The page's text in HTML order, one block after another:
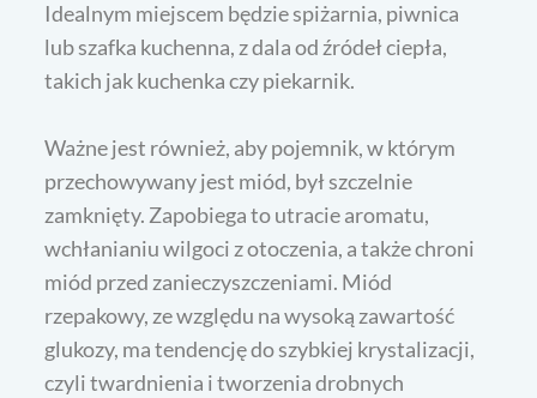
Idealnym miejscem będzie spiżarnia, piwnica
lub szafka kuchenna, z dala od źródeł ciepła,
takich jak kuchenka czy piekarnik.
Ważne jest również, aby pojemnik, w którym
przechowywany jest miód, był szczelnie
zamknięty. Zapobiega to utracie aromatu,
wchłanianiu wilgoci z otoczenia, a także chroni
miód przed zanieczyszczeniami. Miód
rzepakowy, ze względu na wysoką zawartość
glukozy, ma tendencję do szybkiej krystalizacji,
czyli twardnienia i tworzenia drobnych